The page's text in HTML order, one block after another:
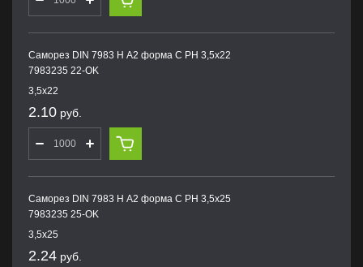
Саморез DIN 7983 H А2 форма С PH 3,5х22
7983235 22-OK
3,5х22
2.10 руб.
Саморез DIN 7983 H А2 форма С PH 3,5х25
7983235 25-OK
3,5х25
2.24 руб.